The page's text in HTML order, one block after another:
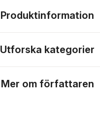
Produktinformation
Utforska kategorier
Mer om författaren